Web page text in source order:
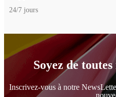
24/7 jours
Soyez de
Inscrivez-vous à notre